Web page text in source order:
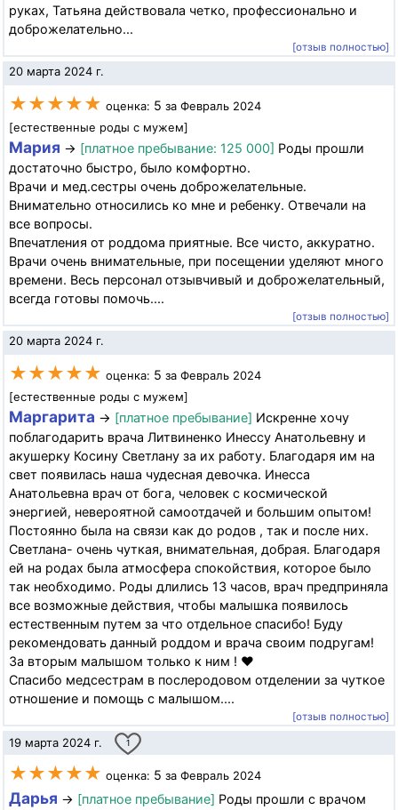
руках, Татьяна действовала четко, профессионально и
доброжелательно...
[отзыв полностью]
20 марта 2024 г.
★★★★★ оценка: 5 за Февраль 2024
[естественные роды с мужем]
Мария → [платное пребывание: 125 000] Роды прошли
достаточно быстро, было комфортно.
Врачи и мед.сестры очень доброжелательные.
Внимательно относились ко мне и ребенку. Отвечали на
все вопросы.
Впечатления от роддома приятные. Все чисто, аккуратно.
Врачи очень внимательные, при посещении уделяют много
времени. Весь персонал отзывчивый и доброжелательный,
всегда готовы помочь....
[отзыв полностью]
20 марта 2024 г.
★★★★★ оценка: 5 за Февраль 2024
[естественные роды с мужем]
Маргарита → [платное пребывание] Искренне хочу
поблагодарить врача Литвиненко Инессу Анатольевну и
акушерку Косину Светлану за их работу. Благодаря им на
свет появилась наша чудесная девочка. Инесса
Анатольевна врач от бога, человек с космической
энергией, невероятной самоотдачей и большим опытом!
Постоянно была на связи как до родов , так и после них.
Светлана- очень чуткая, внимательная, добрая. Благодаря
ей на родах была атмосфера спокойствия, которое было
так необходимо. Роды длились 13 часов, врач предприняла
все возможные действия, чтобы малышка появилось
естественным путем за что отдельное спасибо! Буду
рекомендовать данный роддом и врача своим подругам!
За вторым малышом только к ним ! ❤️
Спасибо медсестрам в послеродовом отделении за чуткое
отношение и помощь с малышом....
[отзыв полностью]
19 марта 2024 г. 1
★★★★★ оценка: 5 за Февраль 2024
Дарья → [платное пребывание] Роды прошли с врачом